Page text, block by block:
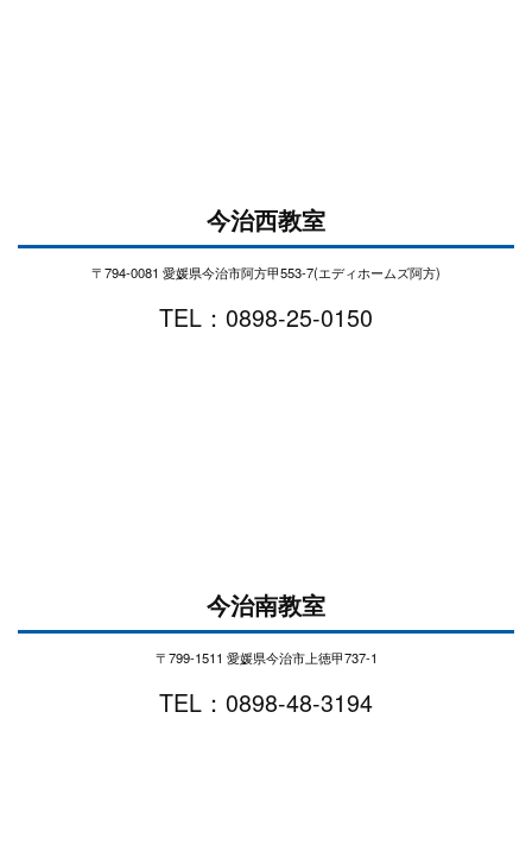
今治西教室
〒794-0081 愛媛県今治市阿方甲553-7(エディホームズ阿方)
TEL：0898-25-0150
今治南教室
〒799-1511 愛媛県今治市上徳甲737-1
TEL：0898-48-3194